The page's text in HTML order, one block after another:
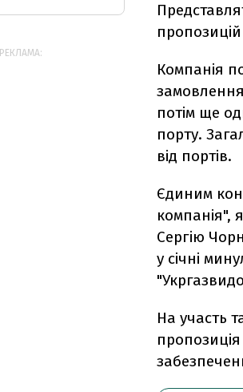
Компанія
потім ще
порту.
від портів.
Єдиним
компанія",
Сергію
у січні
На участь
РЕКЛАМА: